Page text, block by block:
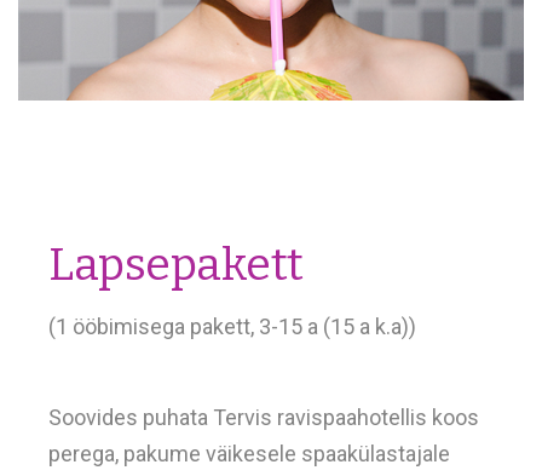
Lapsepakett
(1 ööbimisega pakett, 3-15 a (15 a k.a))
Soovides puhata Tervis ravispaahotellis koos
perega, pakume väikesele spaakülastajale